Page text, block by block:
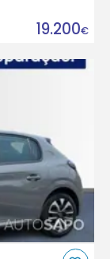
19.200€